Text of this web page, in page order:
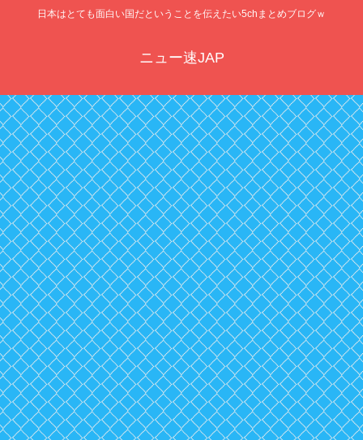
日本はとても面白い国だということを伝えたい5chまとめブログｗ
ニュー速JAP